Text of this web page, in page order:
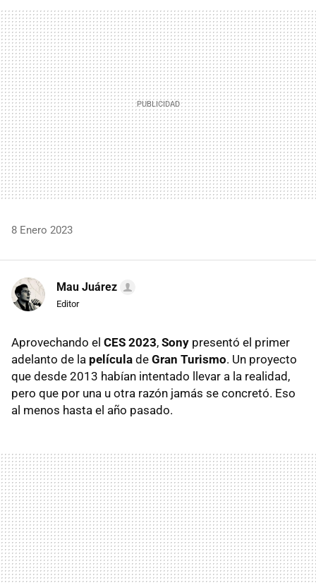
MAIL
8 Enero 2023
Mau Juárez
Editor
Aprovechando el CES 2023, Sony presentó el primer
adelanto de la película de Gran Turismo. Un proyecto
que desde 2013 habían intentado llevar a la realidad,
pero que por una u otra razón jamás se concretó. Eso
al menos hasta el año pasado.